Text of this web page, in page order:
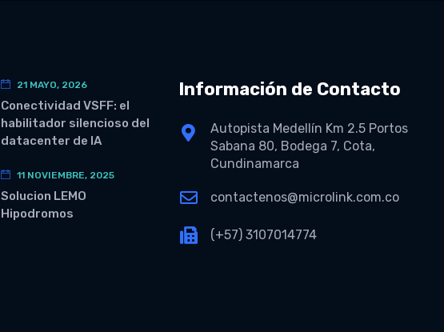
21 MAYO, 2026
Conectividad VSFF: el
habilitador silencioso del
datacenter de IA
11 NOVIEMBRE, 2025
Solucion LEMO
Hipodromos
Información de Contacto
Autopista Medellín Km 2.5 Portos
Sabana 80, Bodega 7, Cota,
Cundinamarca
contactenos@microlink.com.co
(+57) 3107014774